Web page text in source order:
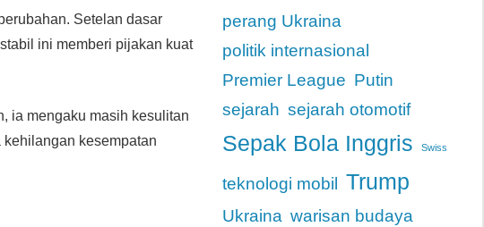
Setelan dasar
ini memberi pijakan kuat
ia mengaku masih kesulitan
kesempatan
perang Ukraina
politik internasional
Premier League Putin
sejarah sejarah otomotif
Sepak Bola Inggris Swiss
teknologi mobil Trump
Ukraina warisan budaya